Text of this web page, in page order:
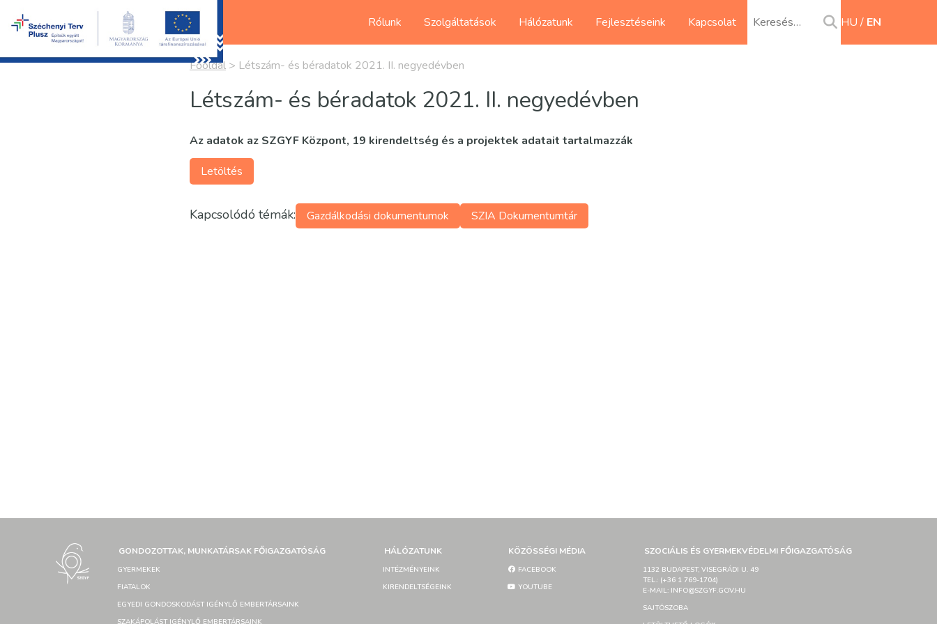
Rólunk Szolgáltatások Hálózatunk Fejlesztéseink Kapcsolat HU EN
Főoldal > Létszám- és béradatok 2021. II. negyedévben
Létszám- és béradatok 2021. II. negyedévben
Az adatok az SZGYF Központ, 19 kirendeltség és a projektek adatait tartalmazzák
Letöltés
Kapcsolódó témák: Gazdálkodási dokumentumok SZIA Dokumentumtár
GONDOZOTTAK, MUNKATÁRSAK FŐIGAZGATÓSÁG
GYERMEKEK
FIATALOK
EGYEDI GONDOSKODÁST IGÉNYLŐ EMBERTÁRSAINK
SZAKÁPOLÁST IGÉNYLŐ EMBERTÁRSAINK
HÁLÓZATUNK
INTÉZMÉNYEINK
KIRENDELTSÉGEINK
KÖZÖSSÉGI MÉDIA
FACEBOOK
YOUTUBE
SZOCIÁLIS ÉS GYERMEKVÉDELMI FŐIGAZGATÓSÁG
1132 BUDAPEST, VISEGRÁDI U. 49
TEL.: (+36 1 769-1704)
E-MAIL: INFO@SZGYF.GOV.HU
SAJTÓSZOBA